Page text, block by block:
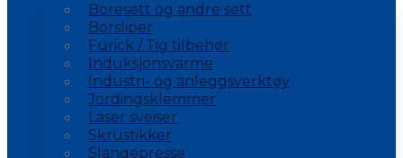
Boresett og andre sett
Borsliper
Furick / Tig tilbehør
Induksjonsvarme
Industri- og anleggsverktøy
Jordingsklemmer
Laser sveiser
Skrustikker
Slangepresse